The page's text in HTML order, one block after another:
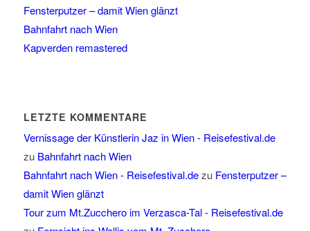
Fensterputzer – damit Wien glänzt
Bahnfahrt nach Wien
Kapverden remastered
LETZTE KOMMENTARE
Vernissage der Künstlerin Jaz in Wien - Reisefestival.de
zu Bahnfahrt nach Wien
Bahnfahrt nach Wien - Reisefestival.dezu Fensterputzer –
damit Wien glänzt
Tour zum Mt.Zucchero im Verzasca-Tal - Reisefestival.de